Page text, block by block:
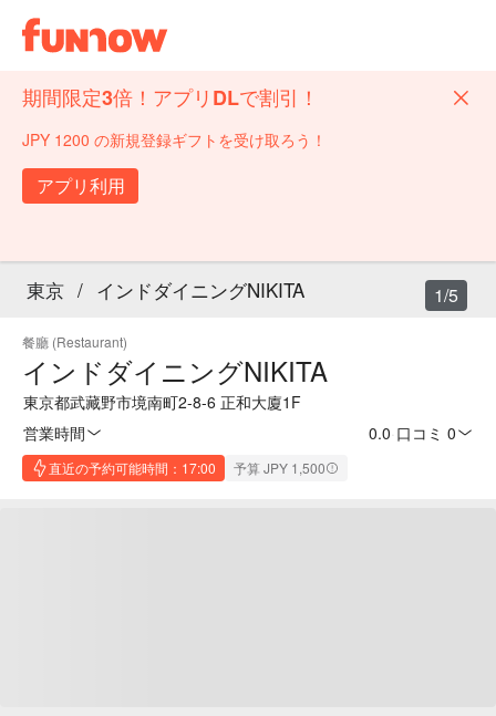
期間限定3倍！アプリDLで割引！
JPY 1200 の新規登録ギフトを受け取ろう！
アプリ利用
東京 / インドダイニングNIKITA
餐廳 (Restaurant)
インドダイニングNIKITA
東京都武藏野市境南町2-8-6 正和大廈1F
営業時間
0.0 口コミ 0
直近の予約可能時間：17:00 予算 JPY 1,500
1/5